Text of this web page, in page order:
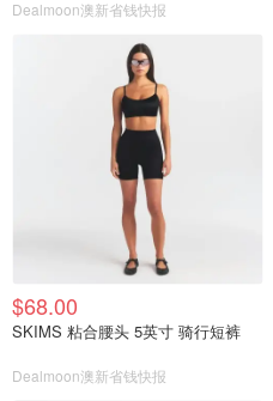
Dealmoon澳新省钱快报
$68.00
SKIMS 粘合腰头 5英寸 骑行短裤
Dealmoon澳新省钱快报